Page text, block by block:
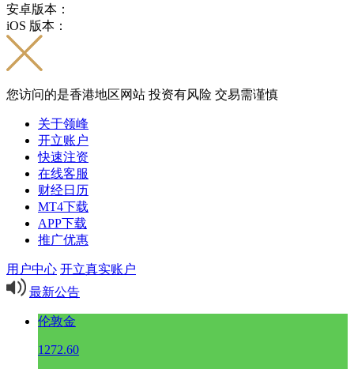
安卓版本：
iOS 版本：
您访问的是香港地区网站 投资有风险 交易需谨慎
关于领峰
开立账户
快速注资
在线客服
财经日历
MT4下载
APP下载
推广优惠
用户中心 开立真实账户
最新公告
伦敦金
1272.60